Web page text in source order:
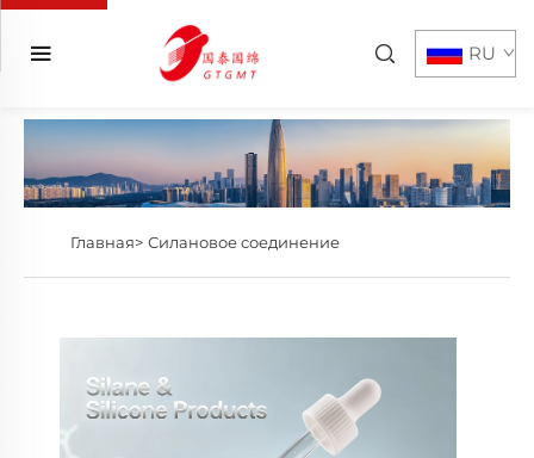
RU
Главная> Силановое соединение